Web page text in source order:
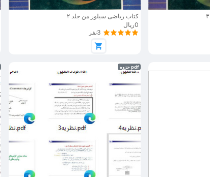
کتاب ریاضی سیلور من جلد ۲
0ریال
3نفر
pdf جزوه